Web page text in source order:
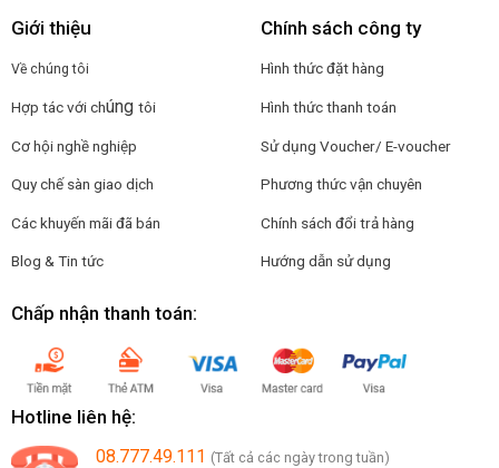
Giới thiệu
Về chúng tôi
Hợp tác với chúng tôi
Cơ hội nghề nghiệp
Quy chế sàn giao dịch
Các khuyến mãi đã bán
Blog & Tin tức
Chính sách công ty
Hình thức đặt hàng
Hình thức thanh toán
Sử dụng Voucher/ E-voucher
Phương thức vận chuyên
Chính sách đổi trả hàng
Hướng dẫn sử dụng
Chấp nhận thanh toán:
Hotline liên hệ:
08.777.49.111 (Tất cả các ngày trong tuần)